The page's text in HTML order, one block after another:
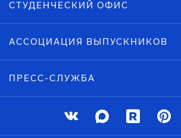
СТУДЕНЧЕСКИЙ ОФИС
АССОЦИАЦИЯ ВЫПУСКНИКОВ
ПРЕСС-СЛУЖБА